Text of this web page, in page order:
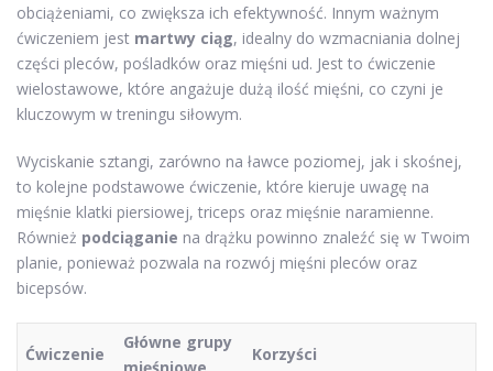
obciążeniami, co zwiększa ich efektywność. Innym ważnym
ćwiczeniem jest martwy ciąg, idealny do wzmacniania dolnej
części pleców, pośladków oraz mięśni ud. Jest to ćwiczenie
wielostawowe, które angażuje dużą ilość mięśni, co czyni je
kluczowym w treningu siłowym.
Wyciskanie sztangi, zarówno na ławce poziomej, jak i skośnej,
to kolejne podstawowe ćwiczenie, które kieruje uwagę na
mięśnie klatki piersiowej, triceps oraz mięśnie naramienne.
Również podciąganie na drążku powinno znaleźć się w Twoim
planie, ponieważ pozwala na rozwój mięśni pleców oraz
bicepsów.
Ćwiczenie
Główne grupy
Korzyści